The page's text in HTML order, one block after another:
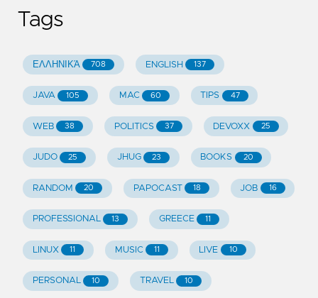
Tags
ΕΛΛΗΝΙΚΆ 708 ENGLISH 137
JAVA 105 MAC 60 TIPS 47
WEB 38 POLITICS 37 DEVOXX 25
JUDO 25 JHUG 23 BOOKS 20
RANDOM 20 PAPOCAST 18 JOB 16
PROFESSIONAL 13 GREECE 11
LINUX 11 MUSIC 11 LIVE 10
PERSONAL 10 TRAVEL 10